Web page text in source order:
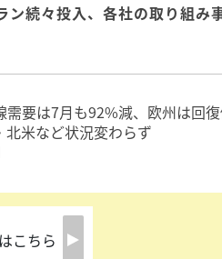
続々投入、各社の取り組み
需要は7月も92%減、欧州は回
北米など状況変わらず
こちら